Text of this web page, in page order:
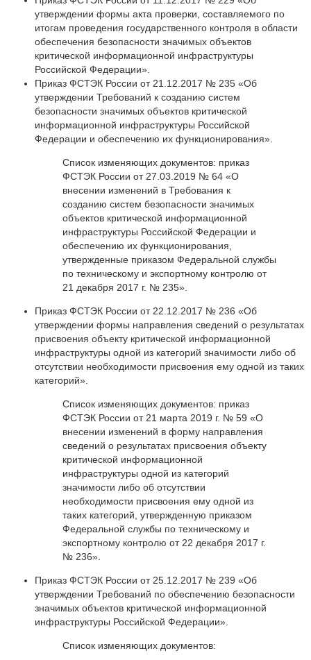
утверждении формы акта проверки, составляемого по
итогам проведения государственного контроля в области
обеспечения безопасности значимых объектов
критической информационной инфраструктуры
Российской Федерации».
Приказ ФСТЭК России от 21.12.2017 № 235 «Об
утверждении Требований к созданию систем
безопасности значимых объектов критической
информационной инфраструктуры Российской
Федерации и обеспечению их функционирования».
Список изменяющих документов: приказ
ФСТЭК России от 27.03.2019 № 64 «О
внесении изменений в Требования к
созданию систем безопасности значимых
объектов критической информационной
инфраструктуры Российской Федерации и
обеспечению их функционирования,
утвержденные приказом Федеральной службы
по техническому и экспортному контролю от
21 декабря 2017 г. № 235».
Приказ ФСТЭК России от 22.12.2017 № 236 «Об
утверждении формы направления сведений о результатах
присвоения объекту критической информационной
инфраструктуры одной из категорий значимости либо об
отсутствии необходимости присвоения ему одной из таких
категорий».
Список изменяющих документов: приказ
ФСТЭК России от 21 марта 2019 г. № 59 «О
внесении изменений в форму направления
сведений о результатах присвоения объекту
критической информационной
инфраструктуры одной из категорий
значимости либо об отсутствии
необходимости присвоения ему одной из
таких категорий, утвержденную приказом
Федеральной службы по техническому и
экспортному контролю от 22 декабря 2017 г.
№ 236».
Приказ ФСТЭК России от 25.12.2017 № 239 «Об
утверждении Требований по обеспечению безопасности
значимых объектов критической информационной
инфраструктуры Российской Федерации».
Список изменяющих документов: